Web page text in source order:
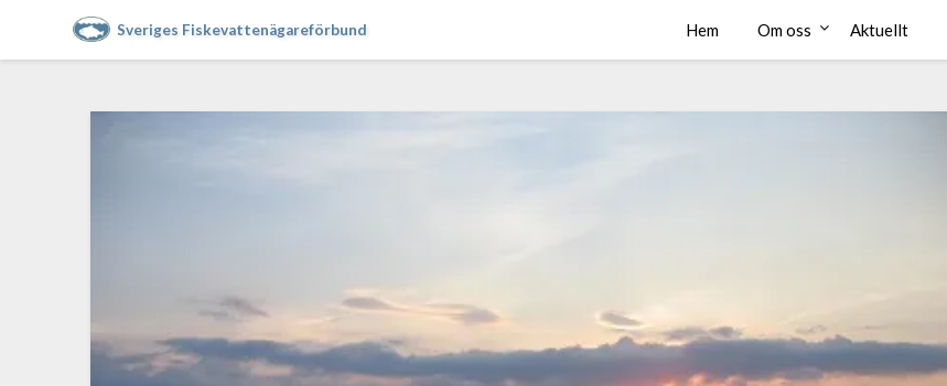
Sveriges Fiskevattenägareförbund Hem Om oss Aktuellt